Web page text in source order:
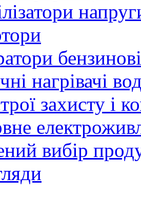
бензинові
нагрівачі
захисту і
вибір